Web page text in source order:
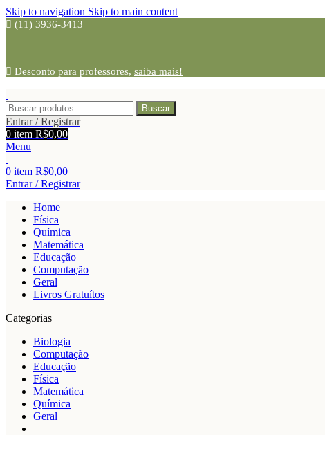
Skip to navigation Skip to main content
(11) 3936-3413
Desconto para professores, saiba mais!
Buscar
Entrar / Registrar
0 item R$0,00
Menu
0 item R$0,00
Entrar / Registrar
Home
Física
Química
Matemática
Educação
Computação
Geral
Livros Gratuítos
Categorias
Biologia
Computação
Educação
Física
Matemática
Química
Geral